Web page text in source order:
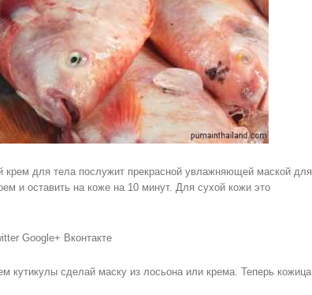
крем для тела послужит прекрасной увлажняющей маской для
и оставить на коже на 10 минут. Для сухой кожи это
Google+ Вконтакте
кутикулы сделай маску из лосьона или крема. Теперь кожица